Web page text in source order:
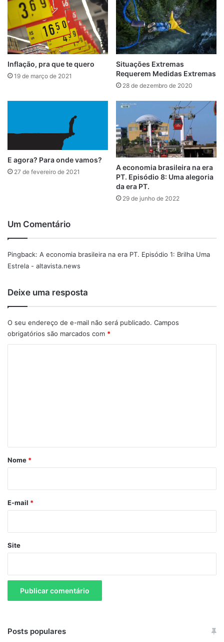
Inflação, pra que te quero
19 de março de 2021
Situações Extremas
Requerem Medidas Extremas
28 de dezembro de 2020
E agora? Para onde vamos?
27 de fevereiro de 2021
A economia brasileira na era
PT. Episódio 8: Uma alegoria
da era PT.
29 de junho de 2022
Um Comentário
Pingback: A economia brasileira na era PT. Episódio 1: Brilha Uma
Estrela - altavista.news
Deixe uma resposta
O seu endereço de e-mail não será publicado. Campos
obrigatórios são marcados com *
rNome *
E-mail *
Site
Posts populares